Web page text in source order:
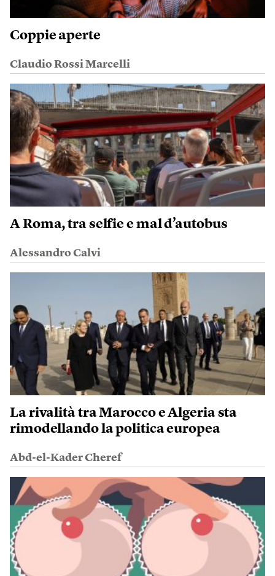
Coppie aperte
Claudio Rossi Marcelli
A Roma, tra selfie e mal d’autobus
Alessandro Calvi
La rivalità tra Marocco e Algeria sta
rimodellando la politica europea
Abd-el-Kader Cheref